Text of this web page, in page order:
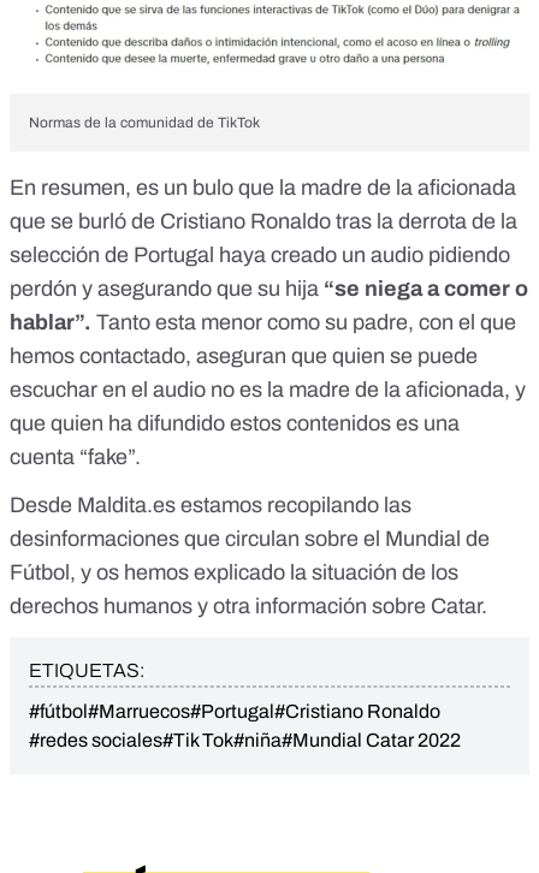
Normas de la comunidad de TikTok
En resumen, es un bulo que la madre de la aficionada
que se burló de Cristiano Ronaldo tras la derrota de la
selección de Portugal haya creado un audio pidiendo
perdón y asegurando que su hija “se niega a comer o
hablar”. Tanto esta menor como su padre, con el que
hemos contactado, aseguran que quien se puede
escuchar en el audio no es la madre de la aficionada, y
que quien ha difundido estos contenidos es una
cuenta “fake”.
Desde Maldita.es estamos recopilando las
desinformaciones que circulan sobre el Mundial de
Fútbol , y os hemos explicado la situación de los
derechos humanos y otra información sobre Catar.
ETIQUETAS:
#fútbol#Marruecos#Portugal#Cristiano Ronaldo
#redes sociales#Tik Tok#niña#Mundial Catar 2022